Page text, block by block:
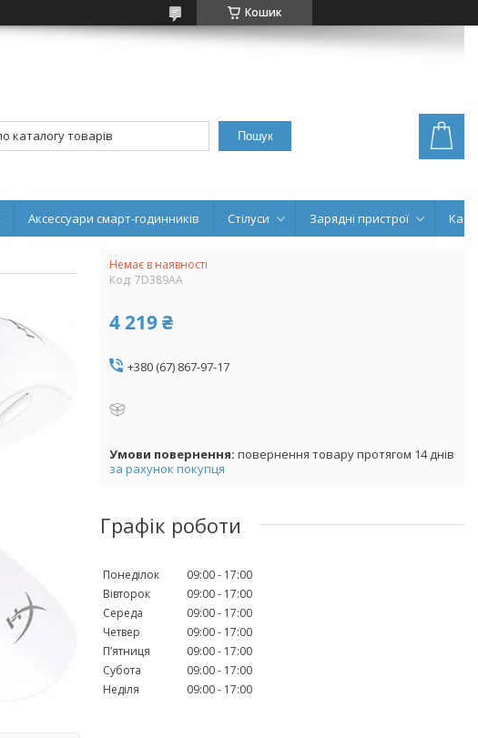
Кошик
Пошук
Аксессуари смарт-годинників Стілуси Зарядні пристрої
Немає в наявності
Код: 7D389AA
4 219 ₴
+380 (67) 867-97-17
повернення товару протягом 14 днів
за рахунок покупця
Графік роботи
Понеділок 09:00
17:00
Вівторок
09:00
17:00
Середа
09:00
17:00
Четвер
09:00
17:00
Пʼятниця
09:00
17:00
Субота
09:00
17:00
Неділя
09:00 17:00